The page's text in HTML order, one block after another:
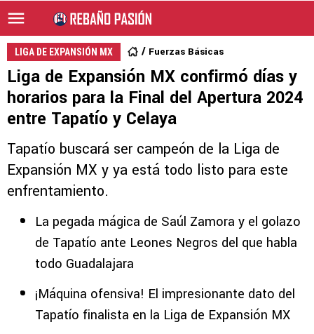
LIGA DE EXPANSIÓN MX Fuerzas Básicas
Liga de Expansión MX confirmó días y
horarios para la Final del Apertura 2024
entre Tapatío y Celaya
Tapatío buscará ser campeón de la Liga de
Expansión MX y ya está todo listo para este
enfrentamiento.
La pegada mágica de Saúl Zamora y el golazo
de Tapatío ante Leones Negros del que habla
todo Guadalajara
¡Máquina ofensiva! El impresionante dato del
Tapatío finalista en la Liga de Expansión MX